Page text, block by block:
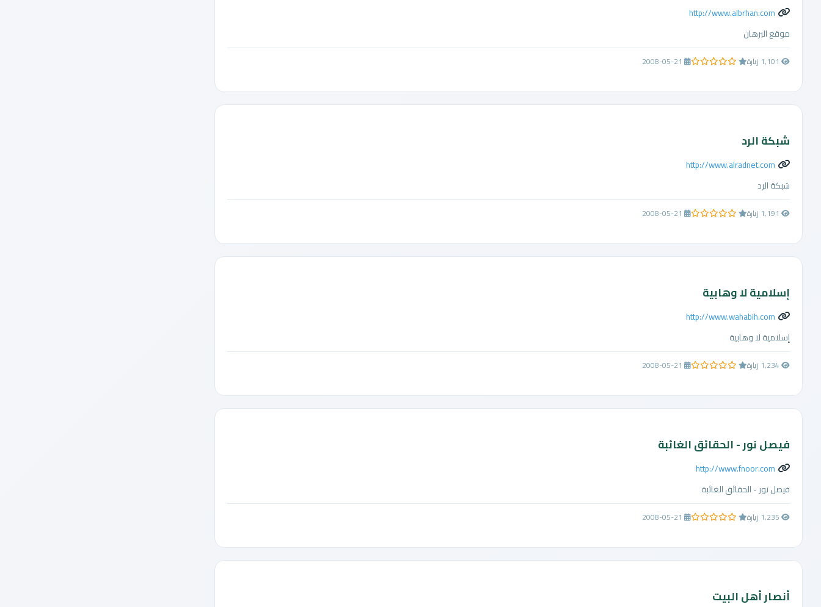
http://www.albrhan.com
موقع البرهان
0.0 من 5 نجوم
شبكة الرد
http://www.alradnet.com
شبكة الرد
0.0 من 5 نجوم
إسلامية لا وهابية
http://www.wahabih.com
إسلامية لا وهابية
0.0 من 5 نجوم
فيصل نور - الحقائق الغائبة
http://www.fnoor.com
فيصل نور - الحقائق الغائبة
0.0 من 5 نجوم
أنصار أهل البيت